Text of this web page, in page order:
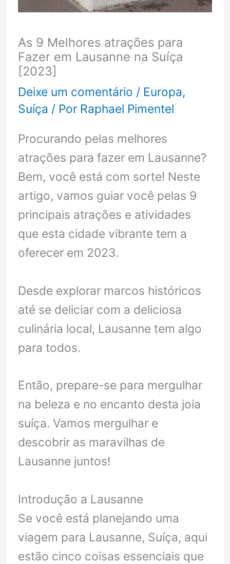
As 9 Melhores atrações para
Fazer em Lausanne na Suíça
[2023]
Deixe um comentário / Europa,
Suíça / Por Raphael Pimentel
Procurando pelas melhores
atrações para fazer em Lausanne?
Bem, você está com sorte! Neste
artigo, vamos guiar você pelas 9
principais atrações e atividades
que esta cidade vibrante tem a
oferecer em 2023.
Desde explorar marcos históricos
até se deliciar com a deliciosa
culinária local, Lausanne tem algo
para todos.
Então, prepare-se para mergulhar
na beleza e no encanto desta joia
suíça. Vamos mergulhar e
descobrir as maravilhas de
Lausanne juntos!
Introdução a Lausanne
Se você está planejando uma
viagem para Lausanne, Suíça, aqui
estão cinco coisas essenciais que